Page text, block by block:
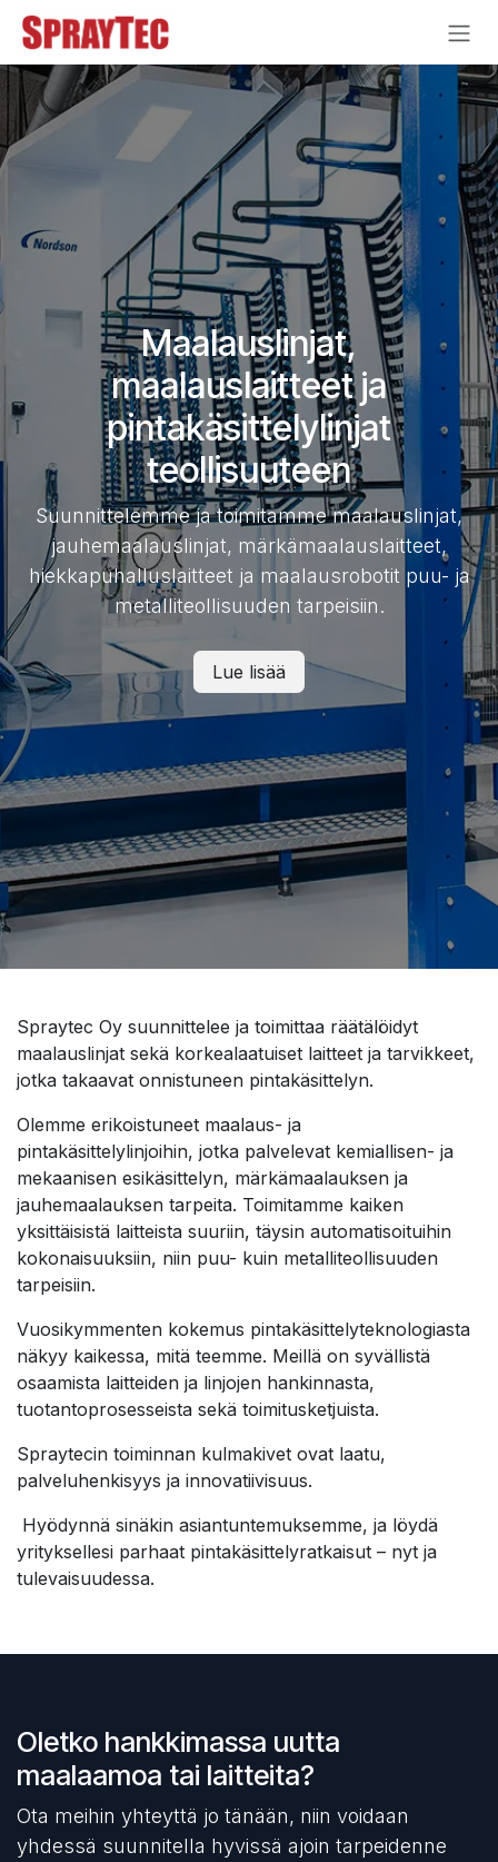
Siirry sisältöön
Maalauslinjat,
maalauslaitteet ja
pintakäsittelylinjat
teollisuuteen
Suunnittelemme ja toimitamme maalauslinjat,
jauhemaalauslinjat, märkämaalauslaitteet,
hiekkapuhalluslaitteet ja maalausrobotit puu- ja
metalliteollisuuden tarpeisiin.
Lue lisää
Spraytec Oy suunnittelee ja toimittaa räätälöidyt
maalauslinjat sekä korkealaatuiset laitteet ja tarvikkeet,
jotka takaavat onnistuneen pintakäsittelyn.
Olemme erikoistuneet maalaus- ja
pintakäsittelylinjoihin, jotka palvelevat kemiallisen- ja
mekaanisen esikäsittelyn, märkämaalauksen ja
jauhemaalauksen tarpeita. Toimitamme kaiken
yksittäisistä laitteista suuriin, täysin automatisoituihin
kokonaisuuksiin, niin puu- kuin metalliteollisuuden
tarpeisiin.
Vuosikymmenten kokemus pintakäsittelyteknologiasta
näkyy kaikessa, mitä teemme. Meillä on syvällistä
osaamista laitteiden ja linjojen hankinnasta,
tuotantoprosesseista sekä toimitusketjuista.
Spraytecin toiminnan kulmakivet ovat laatu,
palveluhenkisyys ja innovatiivisuus.
Hyödynnä sinäkin asiantuntemuksemme, ja löydä
yrityksellesi parhaat pintakäsittelyratkaisut – nyt ja
tulevaisuudessa.
Oletko hankkimassa uutta
maalaamoa tai laitteita?
Ota meihin yhteyttä jo tänään, niin voidaan
yhdessä suunnitella hyvissä ajoin tarpeidenne